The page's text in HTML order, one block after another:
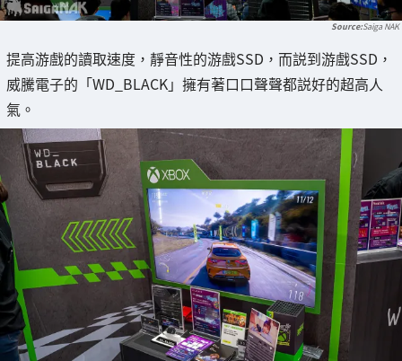
Saiga NAK
提高游戲的讀取速度，靜音性的游戲SSD，而説到游戲SSD，
威騰電子的「WD_BLACK」擁有著口口聲聲都説好的超高人
氣。